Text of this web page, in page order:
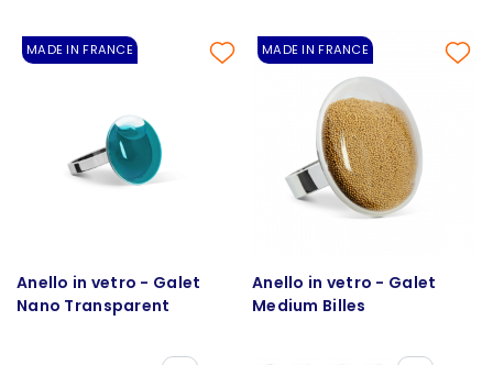
MADE IN FRANCE
Anello in vetro - Galet
Nano Transparent
MADE IN FRANCE
Anello in vetro - Galet
Medium Billes